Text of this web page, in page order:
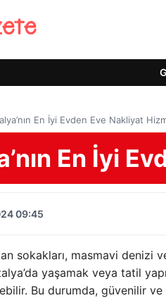
En İyi Evden Eve Nakliyat
En İyi
09:45
sokakları, masmavi denizi
yaşamak veya tatil
Bu durumda, güvenilir